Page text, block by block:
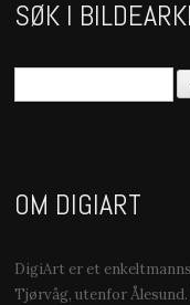
SØK I
OM DIGIART
DigiArt er et
Tjørvåg, utenfor